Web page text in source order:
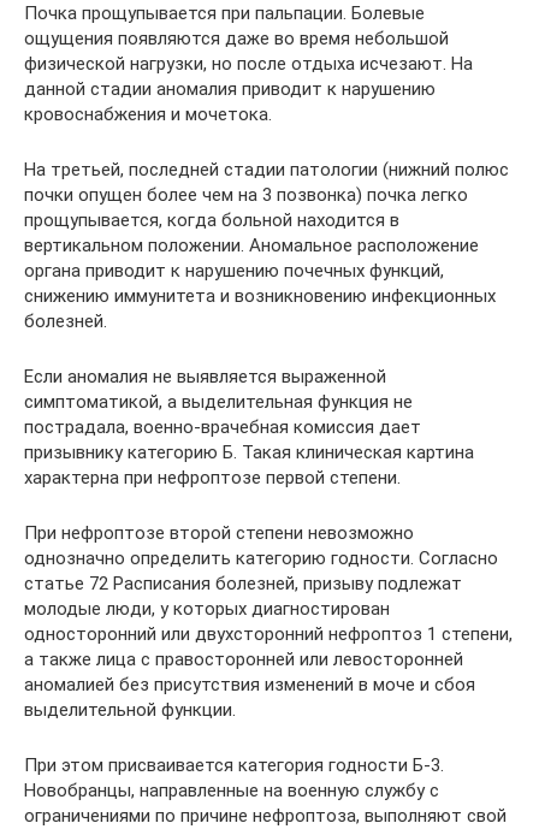
Почка прощупывается при пальпации. Болевые
ощущения появляются даже во время небольшой
физической нагрузки, но после отдыха исчезают. На
данной стадии аномалия приводит к нарушению
кровоснабжения и мочетока.
На третьей, последней стадии патологии (нижний полюс
почки опущен более чем на 3 позвонка) почка легко
прощупывается, когда больной находится в
вертикальном положении. Аномальное расположение
органа приводит к нарушению почечных функций,
снижению иммунитета и возникновению инфекционных
болезней.
Если аномалия не выявляется выраженной
симптоматикой, а выделительная функция не
пострадала, военно-врачебная комиссия дает
призывнику категорию Б. Такая клиническая картина
характерна при нефроптозе первой степени.
При нефроптозе второй степени невозможно
однозначно определить категорию годности. Согласно
статье 72 Расписания болезней, призыву подлежат
молодые люди, у которых диагностирован
односторонний или двухсторонний нефроптоз 1 степени,
а также лица с правосторонней или левосторонней
аномалией без присутствия изменений в моче и сбоя
выделительной функции.
При этом присваивается категория годности Б-3.
Новобранцы, направленные на военную службу с
ограничениями по причине нефроптоза, выполняют свой